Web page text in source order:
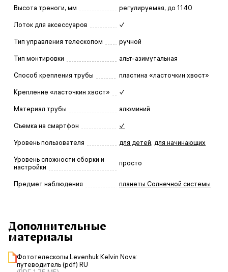
Высота треноги, мм регулируемая, до 1140
Лоток для аксессуаров ✓
Тип управления телескопом ручной
Тип монтировки альт-азимутальная
Способ крепления трубы пластина «ласточкин хвост»
Крепление «ласточкин хвост» ✓
Материал трубы алюминий
Съемка на смартфон ✓
Уровень пользователя для детей, для начинающих
Уровень сложности сборки и
настройки
просто
Предмет наблюдения планеты Солнечной системы
Дополнительные
материалы
Фототелескопы Levenhuk Kelvin Nova:
путеводитель (pdf) RU